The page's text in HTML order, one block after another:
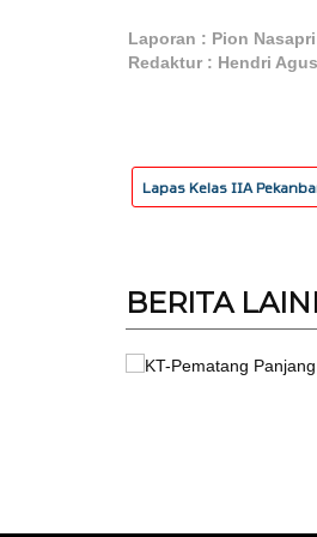
Laporan : Pion Nasapri
Redaktur : Hendri
Lapas Kelas IIA
BERITA